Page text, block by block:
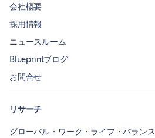
会社概要
採用情報
ニュースルーム
Blueprintブログ
お問合せ
リサーチ
グローバル・ワーク・ライフ・バランス